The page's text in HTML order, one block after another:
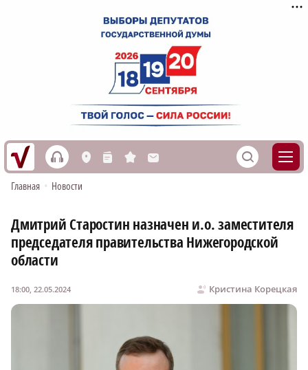
h L n s M S
Главная • Новости
Дмитрий Старостин назначен и.о. заместителя
председателя правительства Нижегородской
области
Кристина Корецкая
18:00, 22.05.2024